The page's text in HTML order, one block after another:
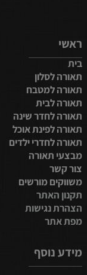
ראשי
בית
תאורה לסלון
תאורה למטבח
תאורה לבית
תאורה לחדר שינה
תאורה לפינת אוכל
תאורה לחדרי ילדים
מבצעי תאורה
צור קשר
משווקים מורשים
תקנון האתר
הצהרת נגישות
מפת אתר
מידע נוסף